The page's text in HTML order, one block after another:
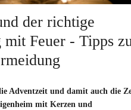
der richtige
mit Feuer - Tipps
Adventzeit und damit auch die
mit Kerzen und